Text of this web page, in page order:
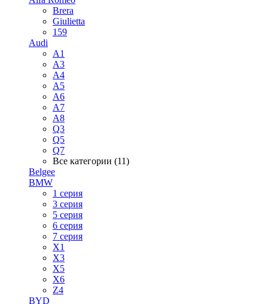
Brera
Giulietta
159
Audi
A1
A3
A4
A5
A6
A7
A8
Q3
Q5
Q7
Все категории (11)
Belgee
BMW
1 серия
3 серия
5 серия
6 серия
7 серия
X1
X3
X5
X6
Z4
BYD